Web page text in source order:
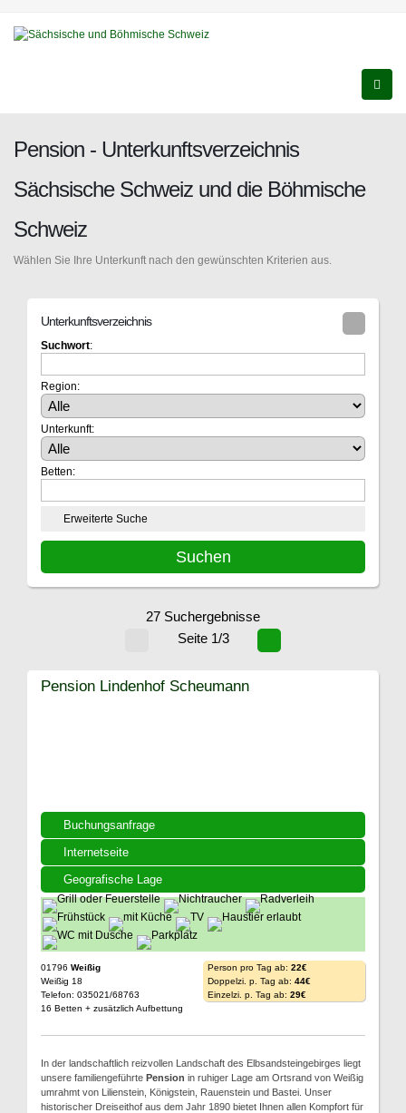
Pension - Unterkunftsverzeichnis
Sächsische Schweiz und die Böhmische
Schweiz
Wählen Sie Ihre Unterkunft nach den gewünschten Kriterien aus.
Unterkunftsverzeichnis
Suchwort:
Region:
Unterkunft:
Betten:
Erweiterte Suche
27 Suchergebnisse
Seite 1/3
Buchungsanfrage
Internetseite
Geografische Lage
Pension Lindenhof Scheumann
01796 Weißig
Weißig 18
Telefon: 035021/68763
16 Betten + zusätzlich Aufbettung
Person pro Tag ab: 22€
Doppelzi. p. Tag ab: 44€
Einzelzi. p. Tag ab: 29€
In der landschaftlich reizvollen Landschaft des Elbsandsteingebirges liegt
unsere familiengeführte Pension in ruhiger Lage am Ortsrand von Weißig
umrahmt von Lilienstein, Königstein, Rauenstein und Bastei. Unser
historischer Dreiseithof aus dem Jahr 1890 bietet Ihnen allen Kompfort für